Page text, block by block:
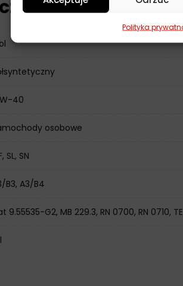
Polityka
40
osobowe
SL, SN
B3, A3/B4
9.55535-G2, MB 229.3, RN 0700, RN 0710,